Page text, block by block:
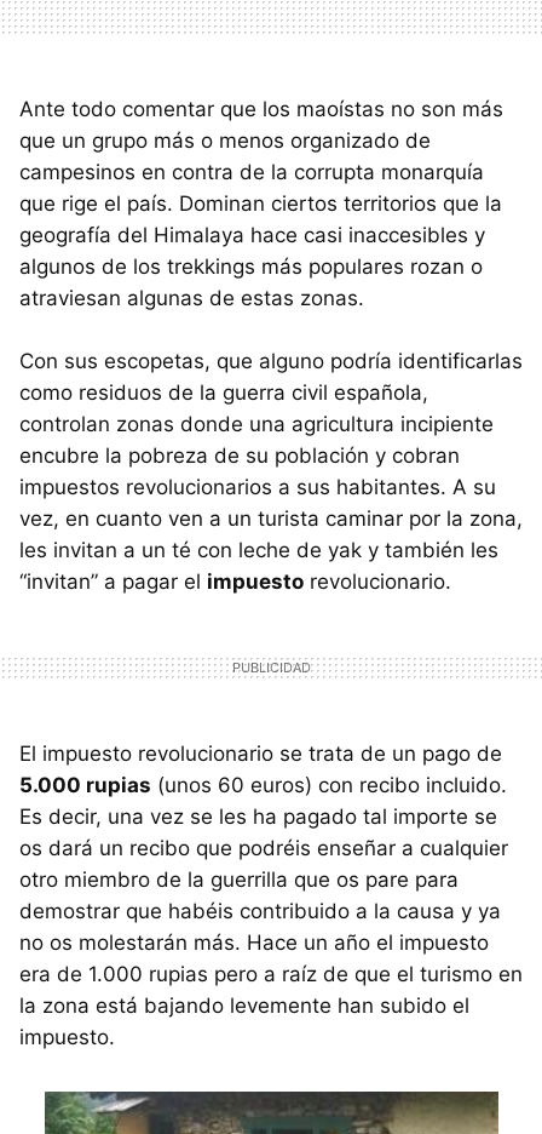
Ante todo comentar que los maoístas no son más
que un grupo más o menos organizado de
campesinos en contra de la corrupta monarquía
que rige el país. Dominan ciertos territorios que la
geografía del Himalaya hace casi inaccesibles y
algunos de los trekkings más populares rozan o
atraviesan algunas de estas zonas.
Con sus escopetas, que alguno podría identificarlas
como residuos de la guerra civil española,
controlan zonas donde una agricultura incipiente
encubre la pobreza de su población y cobran
impuestos revolucionarios a sus habitantes. A su
vez, en cuanto ven a un turista caminar por la zona,
les invitan a un té con leche de yak y también les
“invitan” a pagar el impuesto revolucionario.
El impuesto revolucionario se trata de un pago de
5.000 rupias (unos 60 euros) con recibo incluido.
Es decir, una vez se les ha pagado tal importe se
os dará un recibo que podréis enseñar a cualquier
otro miembro de la guerrilla que os pare para
demostrar que habéis contribuido a la causa y ya
no os molestarán más. Hace un año el impuesto
era de 1.000 rupias pero a raíz de que el turismo en
la zona está bajando levemente han subido el
impuesto.